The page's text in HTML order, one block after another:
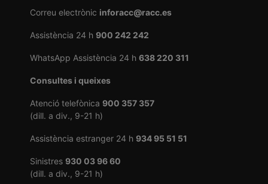
Correu electrònic inforacc@racc.es
Assistència 24 h 900 242 242
WhatsApp Assistència 24 h 638 220 311
Consultes i queixes
Atenció telefònica 900 357 357
(dill. a div., 9-21 h)
Assistència estranger 24 h 934 95 51 51
Sinistres 930 03 96 60
(dill. a div., 9-21 h)